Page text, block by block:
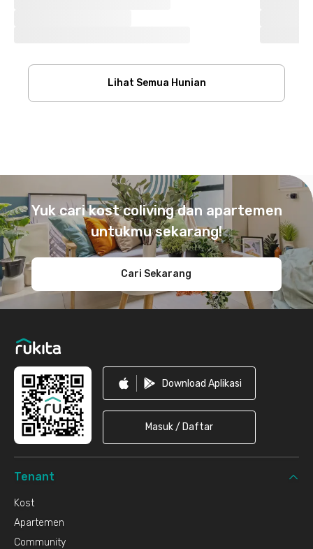
Lihat Semua Hunian
Yuk cari kost coliving dan apartemen
untukmu sekarang!
Cari Sekarang
Download Aplikasi
Masuk / Daftar
Tenant
Kost
Apartemen
Community